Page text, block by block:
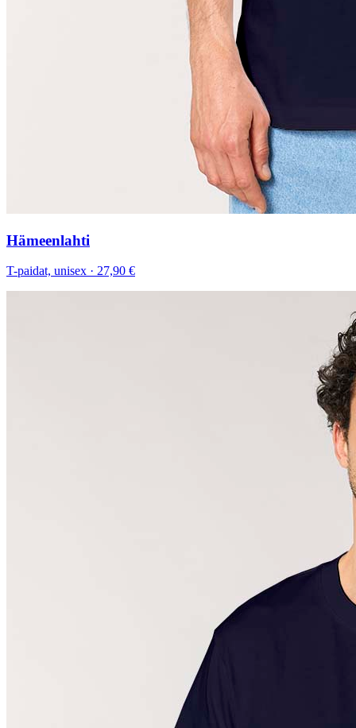
Hämeenlahti
T-paidat, unisex · 27,90 €